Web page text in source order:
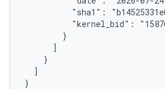
"sha1":
"kernel_bid":
        }
      ]
    }
  ]
}